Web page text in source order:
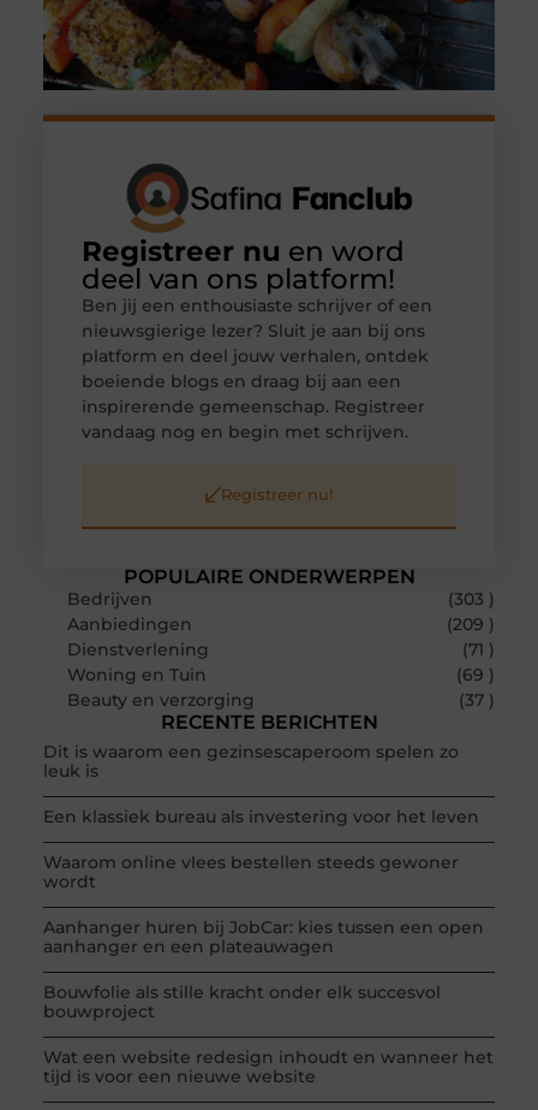
POPULAIRE ONDERWERPEN
Bedrijven
(303 )
Aanbiedingen
(209 )
Dienstverlening
(71 )
Woning en Tuin
(69 )
Beauty en verzorging
(37 )
RECENTE BERICHTEN
Dit is waarom een gezinsescaperoom spelen zo
leuk is
Een klassiek bureau als investering voor het leven
Waarom online vlees bestellen steeds gewoner
wordt
Aanhanger huren bij JobCar: kies tussen een open
aanhanger en een plateauwagen
Bouwfolie als stille kracht onder elk succesvol
bouwproject
Wat een website redesign inhoudt en wanneer het
tijd is voor een nieuwe website
Registreer nu en word
deel van ons platform!
Ben jij een enthousiaste schrijver of een
nieuwsgierige lezer? Sluit je aan bij ons
platform en deel jouw verhalen, ontdek
boeiende blogs en draag bij aan een
inspirerende gemeenschap. Registreer
vandaag nog en begin met schrijven.
Registreer nu!